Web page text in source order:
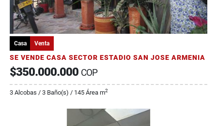
Casa Venta
SE VENDE CASA SECTOR ESTADIO SAN JOSE ARMENIA
$350.000.000 COP
3 Alcobas / 3 Baño(s) / 145 Área m2